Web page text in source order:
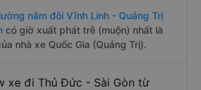
nằm đôi Vĩnh Linh - Quảng Trị
có giờ xuất phát trễ (muộn) nhất là
nhà xe Quốc Gia (Quảng Trị).
xe đi Thủ Đức - Sài Gòn từ